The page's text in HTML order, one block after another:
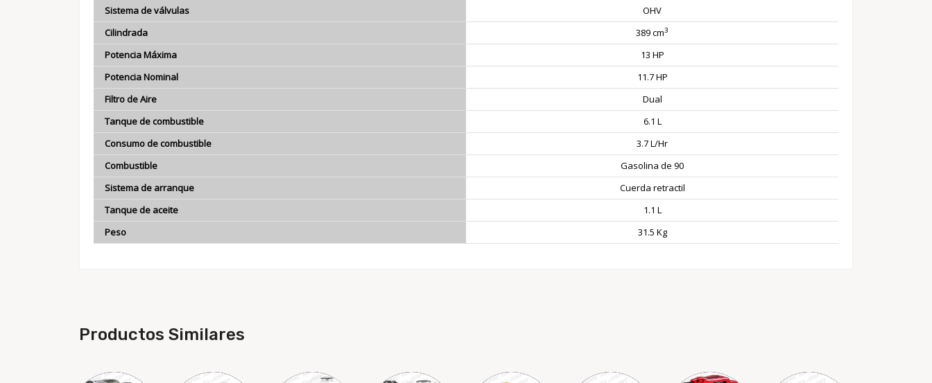
Sistema de válvulas
OHV
Cilindrada
389 cm3
Potencia Máxima
13 HP
Potencia Nominal
11.7 HP
Filtro de Aire
Dual
Tanque de combustible
6.1 L
Consumo de combustible
3.7 L/Hr
Combustible
Gasolina de 90
Sistema de arranque
Cuerda retractil
Tanque de aceite
1.1 L
Peso
31.5 Kg
Productos Similares